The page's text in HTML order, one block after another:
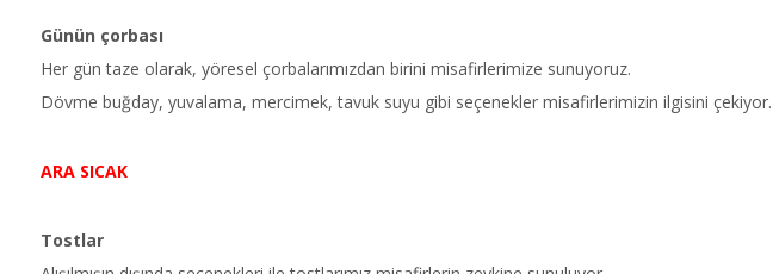
Günün çorbası
Her gün taze olarak, yöresel çorbalarımızdan birini misafirlerimize sunuyoruz.
Dövme buğday, yuvalama, mercimek, tavuk suyu gibi seçenekler misafirlerimizin ilgisini çekiyor.
ARA SICAK
Tostlar